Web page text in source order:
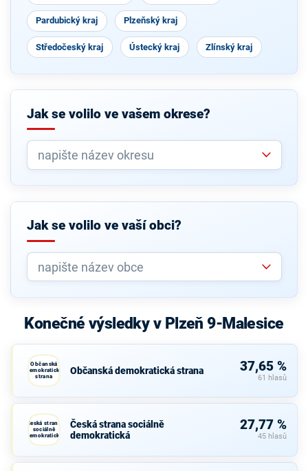
Pardubický kraj Plzeňský kraj
Středočeský kraj Ústecký kraj Zlínský kraj
Jak se volilo ve vašem okrese?
Jak se volilo ve vaší obci?
Konečné výsledky v Plzeň 9-Malesice
Občanská
demokratická
strana
Občanská demokratická strana 37,65 %
61 hlasů
Česká strana
sociálně
demokratická
Česká strana sociálně
demokratická
27,77 %
45 hlasů